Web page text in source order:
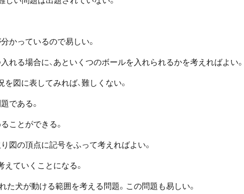
かっているので易しい。
れる場合に、あといくつのボールを入れられるかを考えればよい。
図に表してみれば、難しくない。
である。
ことができる。
図の頂点に記号をふって考えればよい。
えていくことになる。
た犬が動ける範囲を考える問題。この問題も易しい。